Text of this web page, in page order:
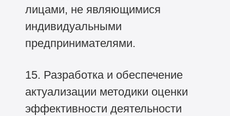
лицами, не являющимися
индивидуальными
предпринимателями.
15. Разработка и обеспечение
актуализации методики оценки
эффективности деятельности